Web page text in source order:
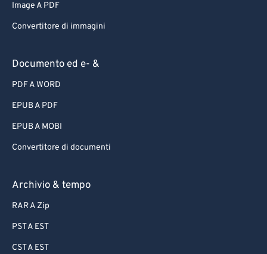
Image A PDF
Convertitore di immagini
Documento ed e- &
PDF A WORD
EPUB A PDF
EPUB A MOBI
Convertitore di documenti
Archivio & tempo
RAR A Zip
PST A EST
CST A EST